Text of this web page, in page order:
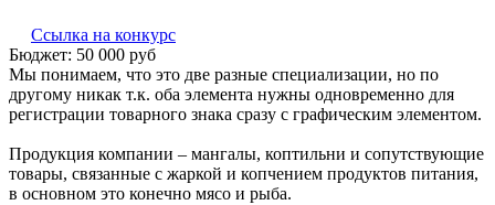
Ссылка на конкурс
Бюджет: 50 000 руб
Мы понимаем, что это две разные специализации, но по
другому никак т.к. оба элемента нужны одновременно для
регистрации товарного знака сразу с графическим элементом.
Продукция компании – мангалы, коптильни и сопутствующие
товары, связанные с жаркой и копчением продуктов питания,
в основном это конечно мясо и рыба.